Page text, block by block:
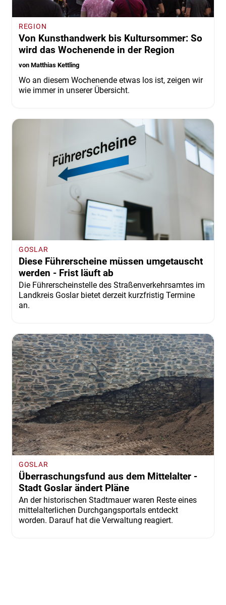
REGION
Von Kunsthandwerk bis Kultursommer: So
wird das Wochenende in der Region
von Matthias Kettling
Wo an diesem Wochenende etwas los ist, zeigen wir
wie immer in unserer Übersicht.
GOSLAR
Diese Führerscheine müssen umgetauscht
werden - Frist läuft ab
Die Führerscheinstelle des Straßenverkehrsamtes im
Landkreis Goslar bietet derzeit kurzfristig Termine
an.
GOSLAR
Überraschungsfund aus dem Mittelalter -
Stadt Goslar ändert Pläne
An der historischen Stadtmauer waren Reste eines
mittelalterlichen Durchgangsportals entdeckt
worden. Darauf hat die Verwaltung reagiert.